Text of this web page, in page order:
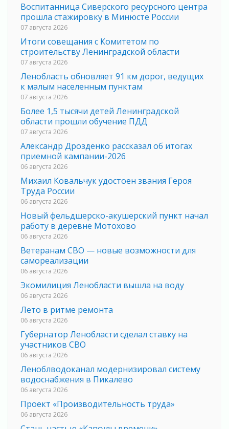
Воспитанница Сиверского ресурсного центра
прошла стажировку в Минюсте России
07 августа 2026
Итоги совещания с Комитетом по
строительству Ленинградской области
07 августа 2026
Ленобласть обновляет 91 км дорог, ведущих
к малым населенным пунктам
07 августа 2026
Более 1,5 тысячи детей Ленинградской
области прошли обучение ПДД
07 августа 2026
Александр Дрозденко рассказал об итогах
приемной кампании-2026
06 августа 2026
Михаил Ковальчук удостоен звания Героя
Труда России
06 августа 2026
Новый фельдшерско-акушерский пункт начал
работу в деревне Мотохово
06 августа 2026
Ветеранам СВО — новые возможности для
самореализации
06 августа 2026
Экомилиция Ленобласти вышла на воду
06 августа 2026
Лето в ритме ремонта
06 августа 2026
Губернатор Ленобласти сделал ставку на
участников СВО
06 августа 2026
Леноблводоканал модернизировал систему
водоснабжения в Пикалево
06 августа 2026
Проект «Производительность труда»
06 августа 2026